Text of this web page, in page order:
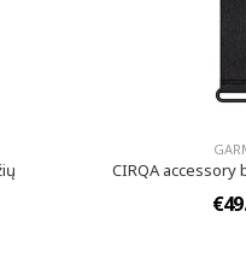
CIRQA accessory